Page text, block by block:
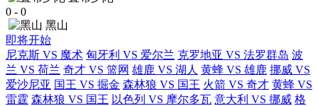
0 - 0
黑山
即将开始
尼克斯 VS 魔术 匈牙利 VS 爱尔兰 克罗地亚 VS 法罗群岛 波
兰 VS 荷兰 奇才 VS 篮网 雄鹿 VS 湖人 黄蜂 VS 雄鹿 挪威 VS
爱沙尼亚 国王 VS 掘金 森林狼 VS 国王 火箭 VS 奇才 黄蜂 VS
雷霆 森林狼 VS 国王 以色列 VS 摩尔多瓦 意大利 VS 挪威 格